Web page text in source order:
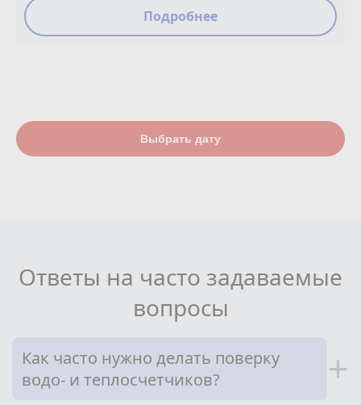
Подробнее
Выбрать дату
Ответы на часто задаваемые
вопросы
Как часто нужно делать поверку
водо- и теплосчетчиков?
+